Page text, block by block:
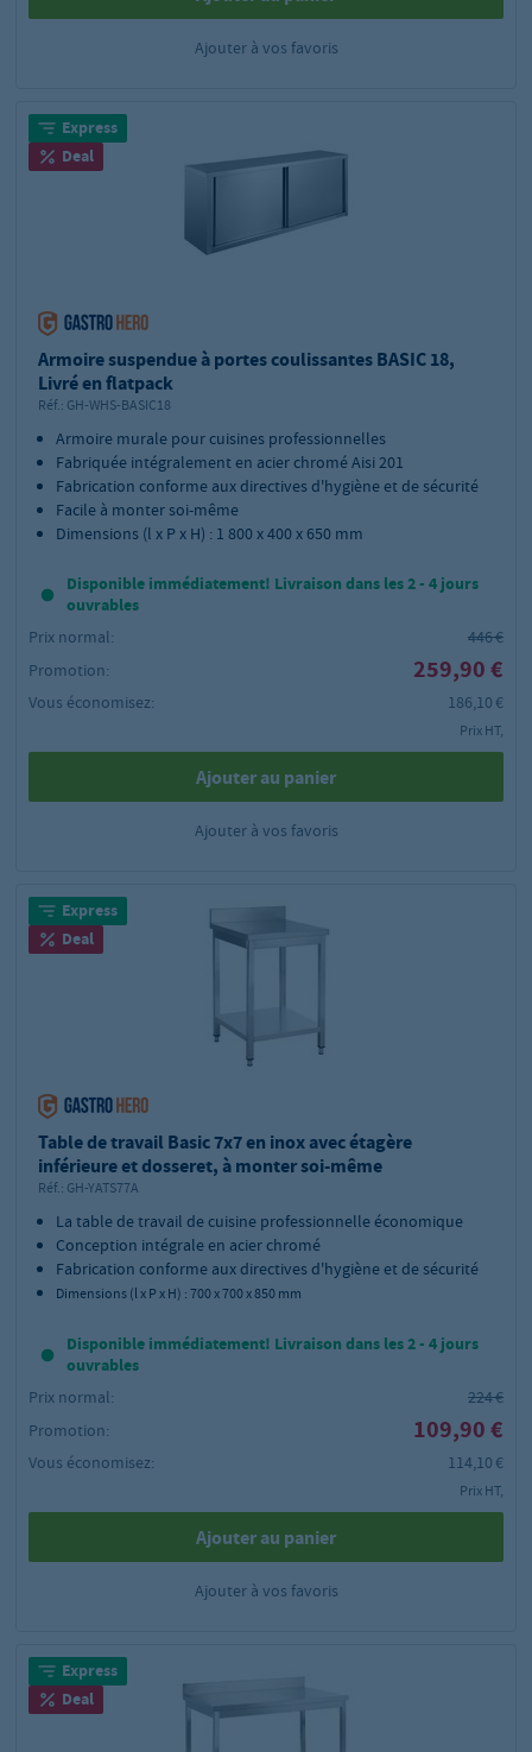
Ajouter à vos favoris
Express
Deal
Armoire suspendue à portes coulissantes BASIC 18,
Livré en flatpack
Réf.: GH-WHS-BASIC18
Armoire murale pour cuisines professionnelles
Fabriquée intégralement en acier chromé Aisi 201
Fabrication conforme aux directives d'hygiène et de sécurité
Facile à monter soi-même
Dimensions (l x P x H) : 1 800 x 400 x 650 mm
Disponible immédiatement! Livraison dans les 2 - 4 jours
ouvrables
Prix normal:
446 €
Promotion:
259,90 €
Vous économisez: 186,10 €
Prix HT,
Ajouter au panier
Ajouter à vos favoris
Express
Deal
Table de travail Basic 7x7 en inox avec étagère
inférieure et dosseret, à monter soi-même
Réf.: GH-YATS77A
La table de travail de cuisine professionnelle économique
Conception intégrale en acier chromé
Fabrication conforme aux directives d'hygiène et de sécurité
Dimensions (l x P x H) : 700 x 700 x 850 mm
Disponible immédiatement! Livraison dans les 2 - 4 jours
ouvrables
Prix normal:
224 €
Promotion:
109,90 €
Vous économisez: 114,10 €
Prix HT,
Ajouter au panier
Ajouter à vos favoris
Express
Deal